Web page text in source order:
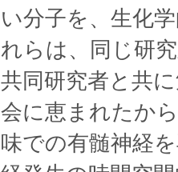
い分子を、生化
れらは、同じ研
共同研究者と共
会に恵まれたか
味での有髄神経